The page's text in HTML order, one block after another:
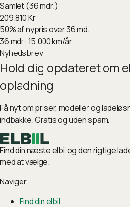
Samlet (36 mdr.)
209.810Kr
50%af nypris over 36 md.
36mdr ·15.000km/år
Nyhedsbrev
Hold dig opdateret om
opladning
Få nyt om priser, modeller og
indbakke. Gratis og uden spam.
Find din næste elbil og den rigtige
med at vælge.
Naviger
Find din elbil